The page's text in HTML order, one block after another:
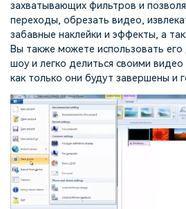
захватывающих фильтров и
переходы, обрезать видео,
забавные наклейки и эффекты, а
Вы также можете использовать
шоу и легко делиться своими видео
как только они будут завершены и